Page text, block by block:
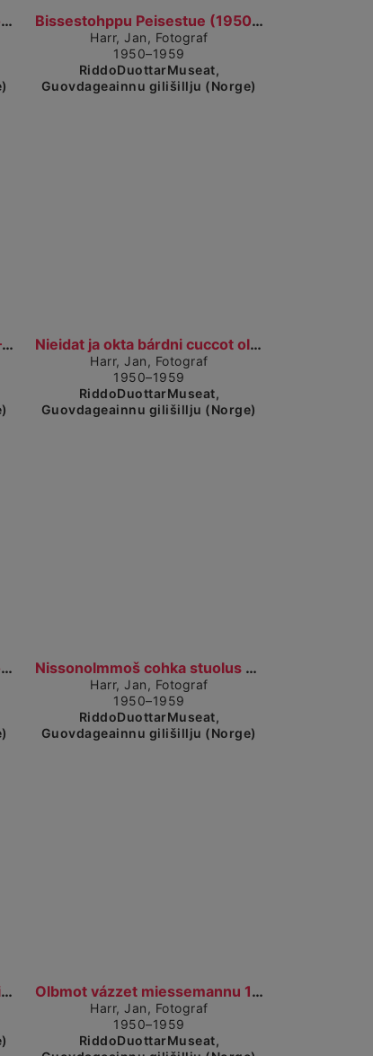
Nissonolbmot, mánát ja dievdoolmmoš cohkkajit giet... vy Bissestohppu Peisestue (1950–1959)
Visa detaljerad vy
Harr, Jan, Fotograf
1950–1959
RiddoDuottarMuseat,
Guovdageainnu gilišillju (Norge)
Biisastohpu. Peisestue. (1950–1959) Nieidat ja okta bárdni cuccot olggobealde viessu....
Visa detaljerad vy
Harr, Jan, Fotograf
1950–1959
RiddoDuottarMuseat,
Guovdageainnu gilišillju (Norge)
Dievdoolmmoš ja guokte nissonolbmo stobus. En mann...detaljerad vy Nissonolmmoš cohka stuolus mánáin, guokte nissonol...
Visa detaljerad vy
Harr, Jan, Fotograf
1950–1959
RiddoDuottarMuseat,
Guovdageainnu gilišillju (Norge)
Olbmot girkogárddis. Folk på kirkegården. Olbmot vázzet miessemannu 17 beaivve toga. Folk gå...
Visa detaljerad vy
Harr, Jan, Fotograf
1950–1959
RiddoDuottarMuseat,